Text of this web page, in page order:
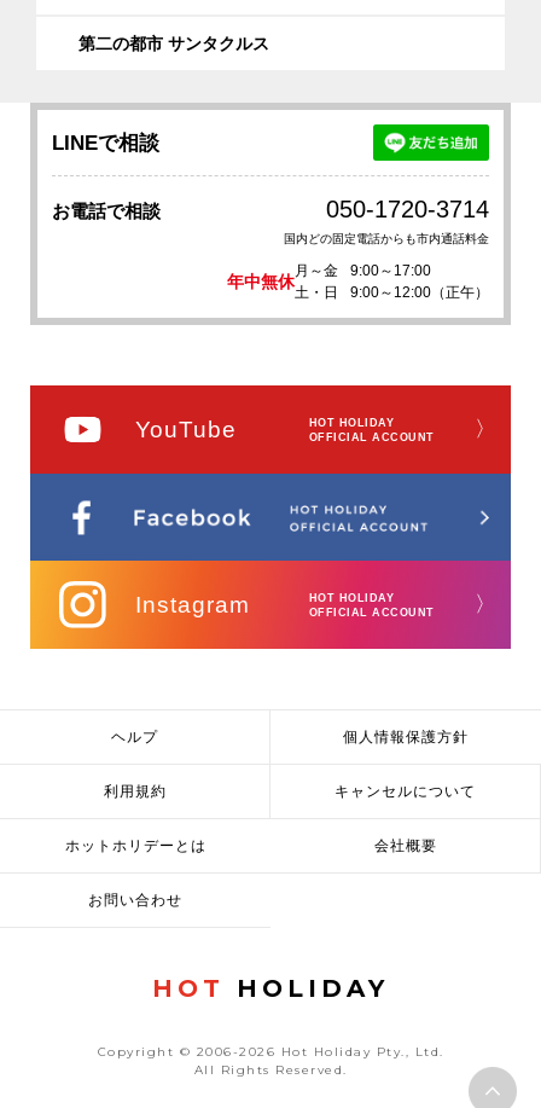
第二の都市 サンタクルス
LINEで相談
お電話で相談 050-1720-3714
国内どの固定電話からも市内通話料金
年中無休
月～金
9:00～17:00
土・日
9:00～12:00（正午）
YouTube
HOT HOLIDAY
OFFICIAL ACCOUNT
〉
Instagram
HOT HOLIDAY
OFFICIAL ACCOUNT
〉
ヘルプ 個人情報保護方針
利用規約 キャンセルについて
ホットホリデーとは 会社概要
お問い合わせ
HOT HOLIDAY
Copyright © 2006-2026 Hot Holiday Pty., Ltd.
All Rights Reserved.